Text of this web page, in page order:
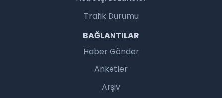
Trafik Durumu
BAĞLANTILAR
Haber Gönder
Anketler
Arşiv